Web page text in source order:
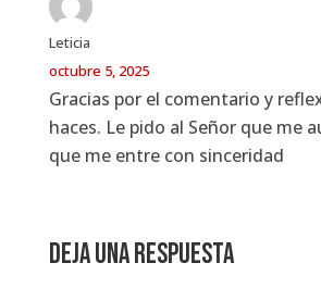
Leticia
octubre 5, 2025
Gracias por el comentario y
haces. Le pido al Señor que me
que me entre con sinceridad
Deja una respuesta